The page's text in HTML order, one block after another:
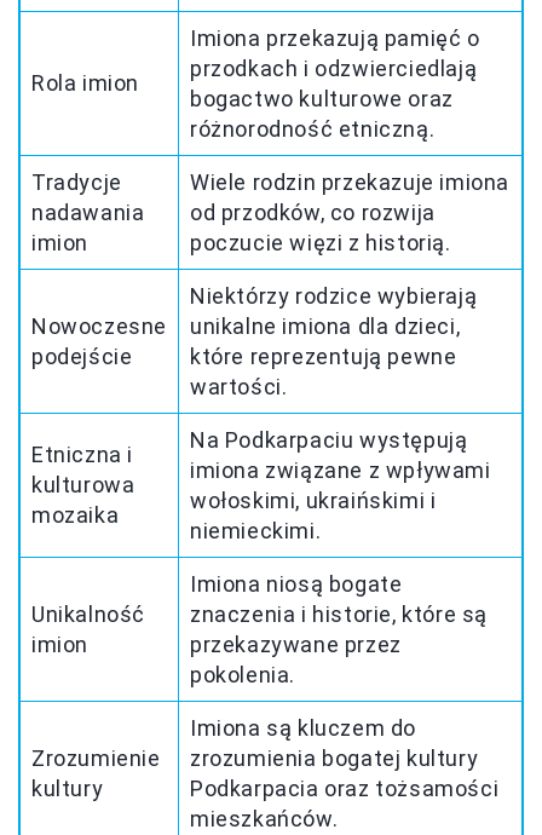
Rola imion
Imiona przekazują pamięć o
przodkach i odzwierciedlają
bogactwo kulturowe oraz
różnorodność etniczną.
Tradycje
nadawania
imion
Wiele rodzin przekazuje imiona
od przodków, co rozwija
poczucie więzi z historią.
Nowoczesne
podejście
Niektórzy rodzice wybierają
unikalne imiona dla dzieci,
które reprezentują pewne
wartości.
Etniczna i
kulturowa
mozaika
Na Podkarpaciu występują
imiona związane z wpływami
wołoskimi, ukraińskimi i
niemieckimi.
Unikalność
imion
Imiona niosą bogate
znaczenia i historie, które są
przekazywane przez
pokolenia.
Zrozumienie
kultury
Imiona są kluczem do
zrozumienia bogatej kultury
Podkarpacia oraz tożsamości
mieszkańców.